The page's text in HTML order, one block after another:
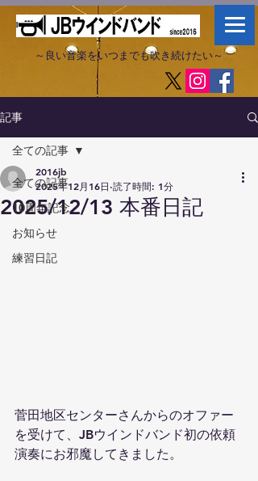
～良い音楽をいつまでも吹き続けたい～​
記事
全ての記事
10周年記念
お知らせ
練習日記
全ての記事
2025/12/13 本番日記
2016jb
2025年12月16日 読了時間: 1分
菅田地区センターさんからのオファー
を受けて、JBウインドバンド初の依頼
演奏にお邪魔してきました。